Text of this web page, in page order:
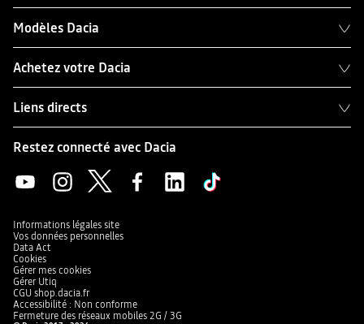
Modèles Dacia
Achetez votre Dacia
Liens directs
Restez connecté avec Dacia
Informations légales site
Vos données personnelles
Data Act
Cookies
Gérer mes cookies
Gérer Utiq
CGU shop.dacia.fr
Accessibilité : Non conforme
Fermeture des réseaux mobiles 2G / 3G